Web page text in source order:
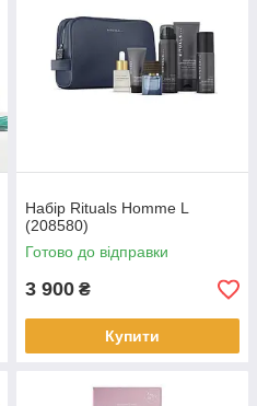
Набір Rituals Homme L
(208580)
Готово до відправки
3 900 ₴
Купити